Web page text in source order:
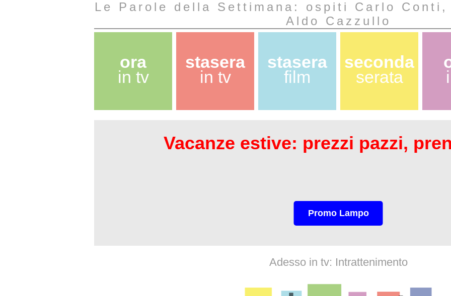
Le Parole della Settimana: ospiti Carlo
Aldo Cazzullo
ora
in tv
stasera
in tv
stasera
film
seconda
serata
Vacanze estive: prezzi pazzi,
Promo Lampo
Adesso in tv: Intrattenimento